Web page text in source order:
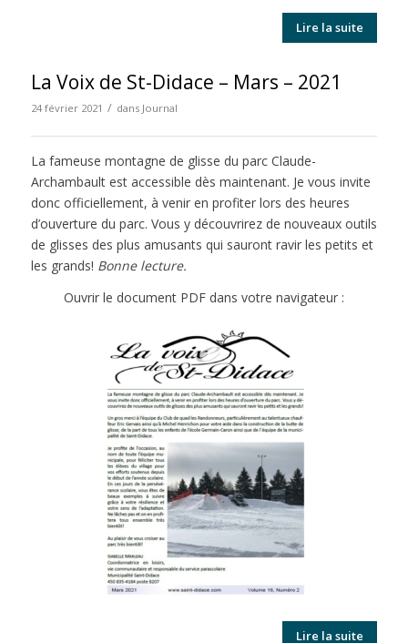
Lire la suite
La Voix de St-Didace – Mars – 2021
24 février 2021 / dans Journal
La fameuse montagne de glisse du parc Claude-
Archambault est accessible dès maintenant. Je vous invite
donc officiellement, à venir en profiter lors des heures
d’ouverture du parc. Vous y découvrirez de nouveaux outils
de glisses des plus amusants qui sauront ravir les petits et
les grands! Bonne lecture.
Ouvrir le document PDF dans votre navigateur :
Lire la suite